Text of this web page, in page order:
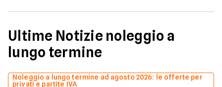
Ultime Notizie noleggio a
lungo termine
Noleggio a lungo termine ad agosto 2026: le offerte per
privati e partite IVA